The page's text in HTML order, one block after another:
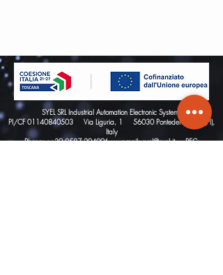
SYEL SRL Industrial Automation Electronic Systems
PI/CF01140840503 Via Liguria, 1 56030 Pontedera Gello (PI),
Italy
Phone: ++390587 294096e-mail:syel@syel.itPEC: